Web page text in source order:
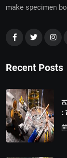
make specimen
Recent Posts
: